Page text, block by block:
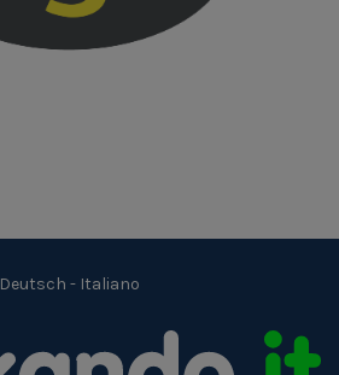
Deutsch - Italiano